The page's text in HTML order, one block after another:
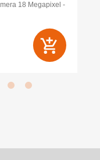
18 Megapixel -